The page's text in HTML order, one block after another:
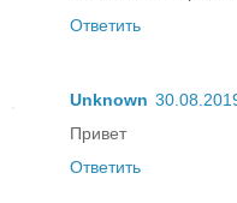
Ответить
Unknown
Привет
Ответить